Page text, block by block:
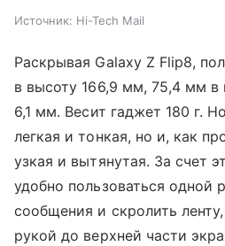
Источник: Hi-Tech Mail
Раскрывая Galaxy Z Flip8,
в высоту 166,9 мм, 75,4 мм
6,1 мм. Весит гаджет 180 г.
легкая и тонкая, но и, как
узкая и вытянутая. За счет
удобно пользоваться одной
сообщения и скролить
рукой до верхней части